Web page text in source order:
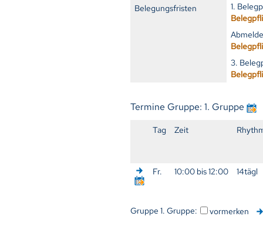
Belegungsfristen
1.
3.
Termine Gruppe: 1. Gruppe
Tag Zeit
Fr. 10:00 bis 12:00 14tägl
Gruppe 1. Gruppe: vormerken